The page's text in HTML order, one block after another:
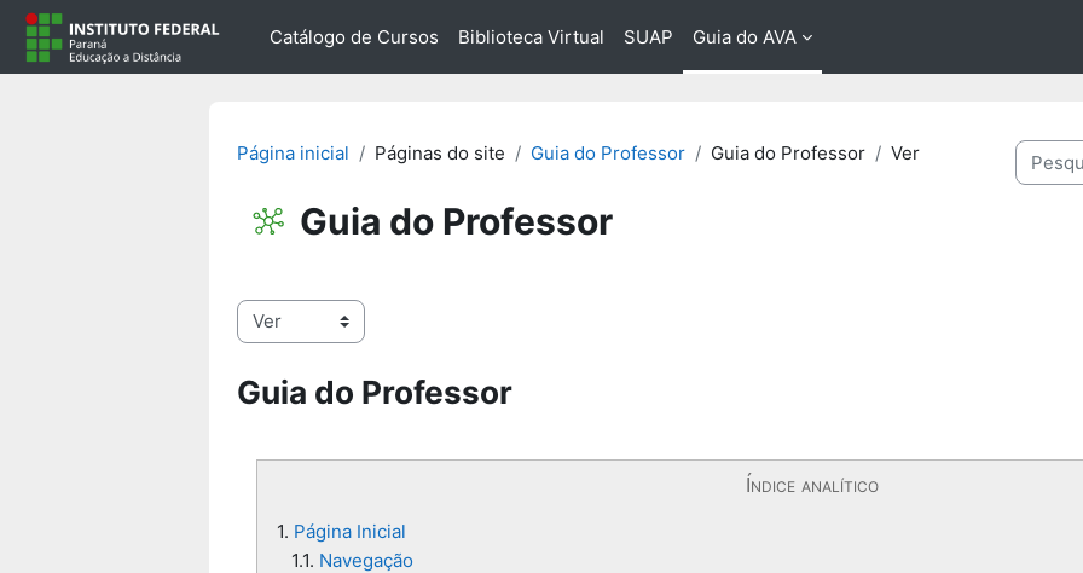
Ir para o conteúdo principal
Catálogo de Cursos
Biblioteca Virtual SUAP Guia do AVA
Página inicial Páginas do site Guia do Professor Guia do Professor Ver
Guia do Professor
Guia do Professor
Índice analítico
1. Página Inicial
1.1. Navegação